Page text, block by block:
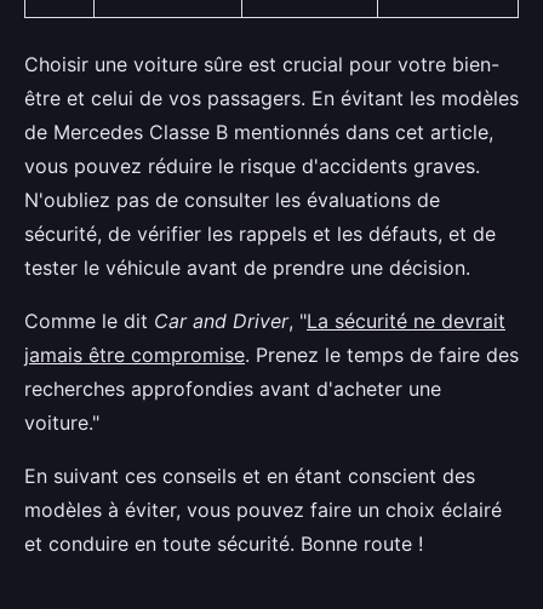
Choisir une voiture sûre est crucial pour votre bien-
être et celui de vos passagers. En évitant les modèles
de Mercedes Classe B mentionnés dans cet article,
vous pouvez réduire le risque d'accidents graves.
N'oubliez pas de consulter les évaluations de
sécurité, de vérifier les rappels et les défauts, et de
tester le véhicule avant de prendre une décision.
Comme le dit Car and Driver, "La sécurité ne devrait
jamais être compromise. Prenez le temps de faire des
recherches approfondies avant d'acheter une
voiture."
En suivant ces conseils et en étant conscient des
modèles à éviter, vous pouvez faire un choix éclairé
et conduire en toute sécurité. Bonne route !